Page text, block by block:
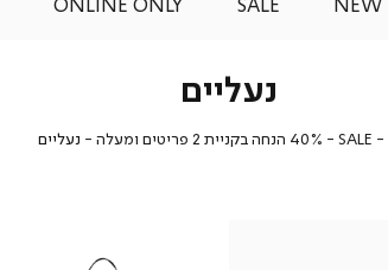
נעליים
ראשי
SALE
SALE
40% הנחה בקניית 2 פריטים ומעלה
40%
נעלייםנעליים